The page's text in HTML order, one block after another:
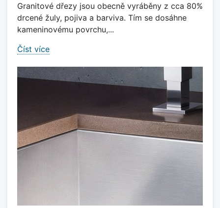
Granitové dřezy jsou obecně vyráběny z cca 80%
drcené žuly, pojiva a barviva. Tím se dosáhne
kameninovému povrchu,...
Číst více